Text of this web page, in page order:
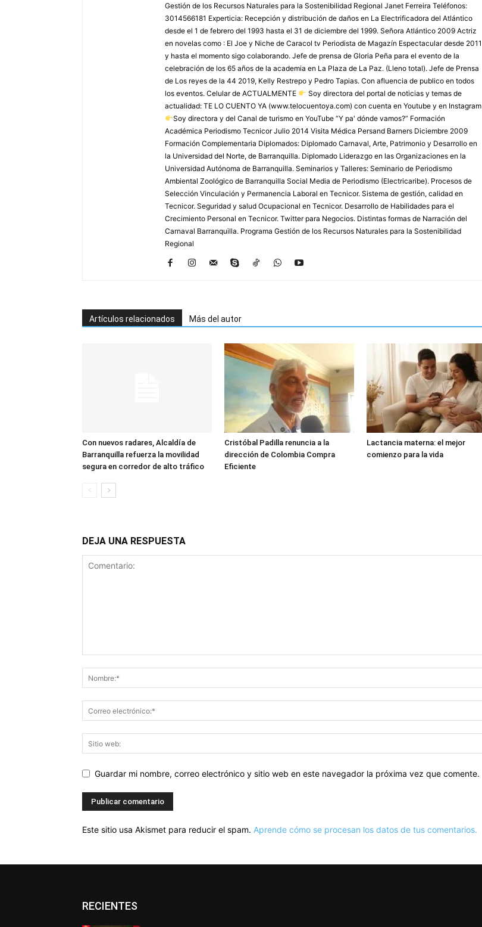
Gestión de los Recursos Naturales para la Sostenibilidad Regional Janet Ferreira Teléfonos:
3014566181 Experticia: Recepción y distribución de daños en La Electrificadora del Atlántico
desde el 1 de febrero del 1993 hasta el 31 de diciembre del 1999. Señora Atlántico 2009 Actriz
en novelas como : El Joe y Niche de Caracol tv Periodista de Magazín Espectacular desde 2011
y hasta el momento sigo colaborando. Jefe de prensa de Gloria Peña para el evento de la
celebración de los 65 años de la academia en La Plaza de La Paz. (Lleno total). Jefe de Prensa
de Los reyes de la 44 2019, Kelly Restrepo y Pedro Tapias. Con afluencia de publico en todos
los eventos. Celular de ACTUALMENTE
Soy directora del portal de noticias y temas de
actualidad: TE LO CUENTO YA (www.telocuentoya.com) con cuenta en Youtube y en Instagram
Soy directora y del Canal de turismo en YouTube “Y pa' dónde vamos?” Formación
Académica Periodismo Tecnicor Julio 2014 Visita Médica Persand Barners Diciembre 2009
Formación Complementaria Diplomados: Diplomado Carnaval, Arte, Patrimonio y Desarrollo en
la Universidad del Norte, de Barranquilla. Diplomado Liderazgo en las Organizaciones en la
Universidad Autónoma de Barranquilla. Seminarios y Talleres: Seminario de Periodismo
Ambiental Zoológico de Barranquilla Social Media de Periodismo (Electricaribe). Procesos de
Selección Vinculación y Permanencia Laboral en Tecnicor. Sistema de gestión, calidad en
Tecnicor. Seguridad y salud Ocupacional en Tecnicor. Desarrollo de Habilidades para el
Crecimiento Personal en Tecnicor. Twitter para Negocios. Distintas formas de Narración del
Carnaval Barranquilla. Programa Gestión de los Recursos Naturales para la Sostenibilidad
Regional
Artículos relacionados Más del autor
Con nuevos radares, Alcaldía de
Barranquilla refuerza la movilidad
segura en corredor de alto tráfico
Cristóbal Padilla renuncia a la
dirección de Colombia Compra
Eficiente
Lactancia materna: el mejor
comienzo para la vida
DEJA UNA RESPUESTA
Guardar mi nombre, correo electrónico y sitio web en este navegador la próxima vez que comente.
Este sitio usa Akismet para reducir el spam. Aprende cómo se procesan los datos de tus comentarios.
RECIENTES